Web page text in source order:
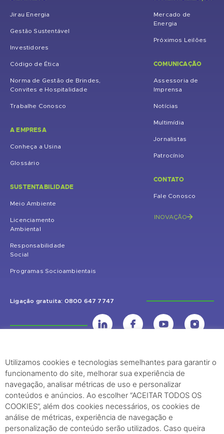
Jirau Energia
Gestão Sustentável
Investidores
Código de Ética
Norma de Gestão de Brindes,
Convites e Hospitalidade
Trabalhe Conosco
A EMPRESA
Conheça a Usina
Glossário
SUSTENTABILIDADE
Meio Ambiente
Licenciamento
Ambiental
Responsabilidade
Social
Programas Socioambientais
Mercado de
Energia
Próximos Leilões
COMUNICAÇÃO
Assessoria de
Imprensa
Notícias
Multimídia
Jornalistas
Patrocínio
CONTATO
Fale Conosco
INOVAÇÃO
Ligação gratuita: 0800 647 7747
UHE Jirau
Rodovia BR-364, KM 824 S/Nº - Distrito de Jaci Paraná – Porto Velho
(RO) – CEP: 76840-000 – Telefone: (69) 2182.8600
Utilizamos cookies e tecnologias semelhantes para garantir o
funcionamento do site, melhorar sua experiência de
navegação, analisar métricas de uso e personalizar
conteúdos e anúncios. Ao escolher “ACEITAR TODOS OS
COOKIES”, além dos cookies necessários, os cookies de
análise de métricas, experiência de navegação e
personalização de conteúdo serão utilizados. Caso queira